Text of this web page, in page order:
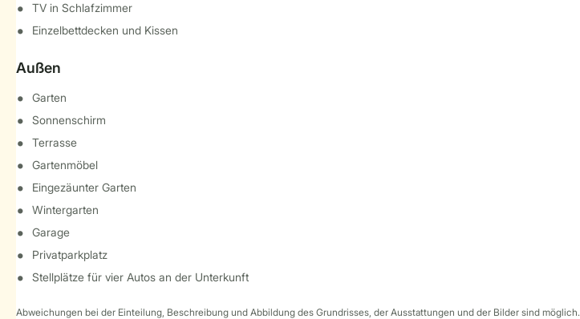
TV in Schlafzimmer
Einzelbettdecken und Kissen
Außen
Garten
Sonnenschirm
Terrasse
Gartenmöbel
Eingezäunter Garten
Wintergarten
Garage
Privatparkplatz
Stellplätze für vier Autos an der Unterkunft
Abweichungen bei der Einteilung, Beschreibung und Abbildung des Grundrisses, der Ausstattungen und der Bilder sind möglich.